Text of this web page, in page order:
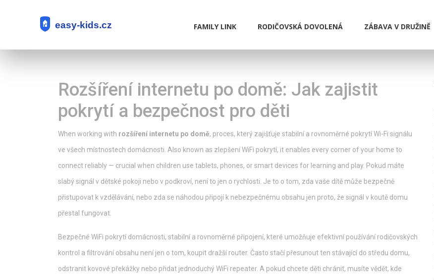
FAMILY LINK RODIČOVSKÁ DOVOLENÁ ZÁBAVA V DRUŽINĚ
Rozšíření internetu po domě: Jak zajistit
pokrytí a bezpečnost pro děti
When working with rozšíření internetu po domě, proces, který zajišťuje stabilní a rovnoměrné pokrytí Wi-Fi signálu
ve všech místnostech domácnosti . Also known as zlepšení WiFi pokrytí, it enables every corner of your home to
connect reliably — crucial when children use tablets, phones, or smart devices for learning and play. Pokud máte
slabý signál v dětské pokoji nebo v podkroví, není to jen o rychlosti. Je to o tom, zda vaše dítě může bezpečně
přistupovat k vzdělávání, nebo zda se náhodou připojí k nebezpečnému obsahu jen proto, že signál v koutě domu
přestal fungovat.
Bezpečné WiFi pokrytí domácnosti, stabilní a rovnoměrné připojení, které umožňuje efektivní používání rodičovských
kontrol a filtrování obsahu není jen o tom, koupit dražší router. Často stačí přesunout ten stávající do středu domu,
odstranit kovové překážky nebo přidat jednoduchý WiFi repeater. A pokud chcete děti chránit, musíte vědět, kde